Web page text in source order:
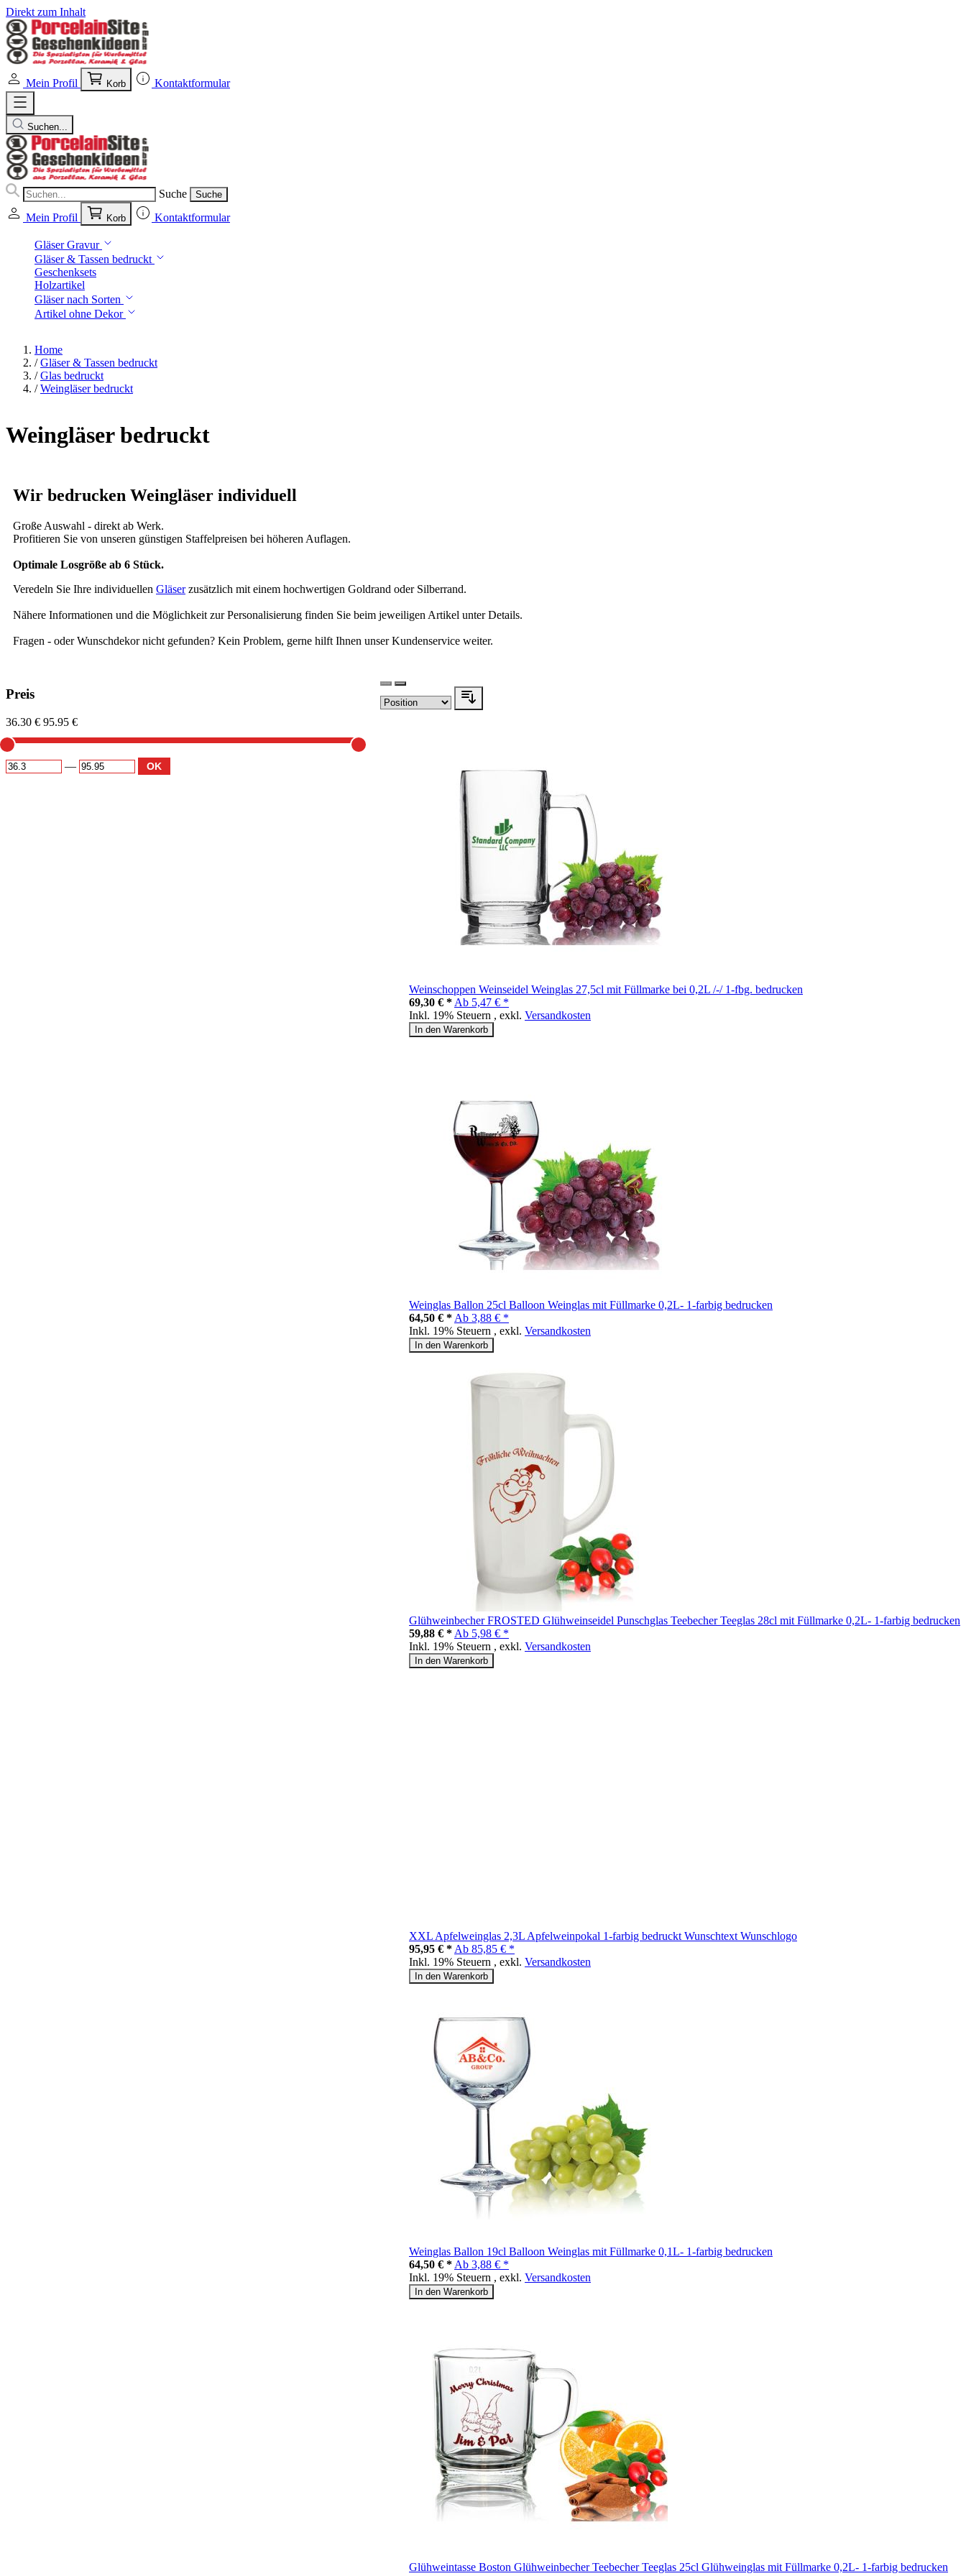
Direkt zum Inhalt
Mein Profil Korb Kontaktformular
Suchen...
Suche Suche
Mein Profil Korb Kontaktformular
Gläser Gravur
Gläser & Tassen bedruckt
Geschenksets
Holzartikel
Gläser nach Sorten
Artikel ohne Dekor
Home
/ Gläser & Tassen bedruckt
/ Glas bedruckt
/ Weingläser bedruckt
Weingläser bedruckt
Wir bedrucken Weingläser individuell
Große Auswahl - direkt ab Werk.
Profitieren Sie von unseren günstigen Staffelpreisen bei höheren Auflagen.
Optimale Losgröße ab 6 Stück.
Veredeln Sie Ihre individuellen Gläserzusätzlich mit einem hochwertigen Goldrand oder Silberrand.
Nähere Informationen und die Möglichkeit zur Personalisierung finden Sie beim jeweiligen Artikel unter Details.
Fragen - oder Wunschdekor nicht gefunden? Kein Problem, gerne hilft Ihnen unser Kundenservice weiter.
Preis
36.30 € 95.95 €
— OK
Weinschoppen Weinseidel Weinglas 27,5cl mit Füllmarke bei 0,2L /-/ 1-fbg. bedrucken
69,30 € * Ab 5,47 € *
Inkl. 19% Steuern , exkl. Versandkosten
In den Warenkorb
Weinglas Ballon 25cl Balloon Weinglas mit Füllmarke 0,2L- 1-farbig bedrucken
64,50 € * Ab 3,88 € *
Inkl. 19% Steuern , exkl. Versandkosten
In den Warenkorb
Glühweinbecher FROSTED Glühweinseidel Punschglas Teebecher Teeglas 28cl mit Füllmarke 0,2L- 1-farbig bedrucken
59,88 € * Ab 5,98 € *
Inkl. 19% Steuern , exkl. Versandkosten
In den Warenkorb
XXL Apfelweinglas 2,3L Apfelweinpokal 1-farbig bedruckt Wunschtext Wunschlogo
95,95 € * Ab 85,85 € *
Inkl. 19% Steuern , exkl. Versandkosten
In den Warenkorb
Weinglas Ballon 19cl Balloon Weinglas mit Füllmarke 0,1L- 1-farbig bedrucken
64,50 € * Ab 3,88 € *
Inkl. 19% Steuern , exkl. Versandkosten
In den Warenkorb
Glühweintasse Boston Glühweinbecher Teebecher Teeglas 25cl Glühweinglas mit Füllmarke 0,2L- 1-farbig bedrucken